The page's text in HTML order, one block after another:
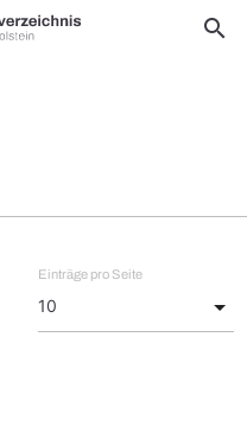
search
Einträge pro Seite